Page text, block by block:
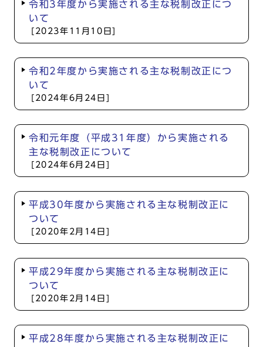
令和3年度から実施される主な税制改正につ
いて
[2023年11月10日]
令和2年度から実施される主な税制改正につ
いて
[2024年6月24日]
令和元年度（平成31年度）から実施される
主な税制改正について
[2024年6月24日]
平成30年度から実施される主な税制改正に
ついて
[2020年2月14日]
平成29年度から実施される主な税制改正に
ついて
[2020年2月14日]
平成28年度から実施される主な税制改正に